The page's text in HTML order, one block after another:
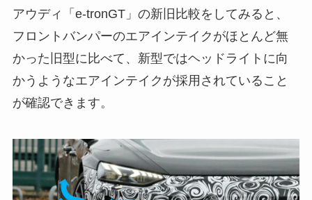
アウディ「e-tronGT」の新旧比較をしてみると、
フロントバンパーのエアインテイクがほとんど無
かった旧型に比べて、新型ではヘッドライトに向
かうようなエアインテイクが採用されていること
が確認できます。